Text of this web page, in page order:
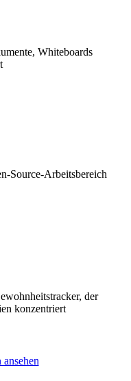
Whiteboards
Source-Arbeitsbereich
der
konzentriert